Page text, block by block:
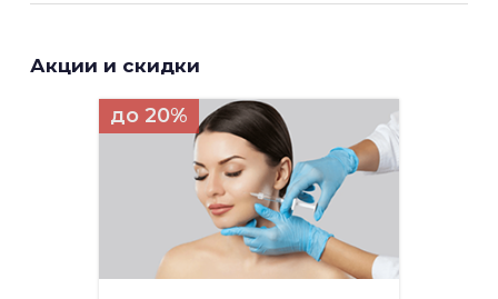
Акции и скидки
до 20%